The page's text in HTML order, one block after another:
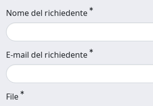
Nome del richiedente
E-mail del richiedente
File